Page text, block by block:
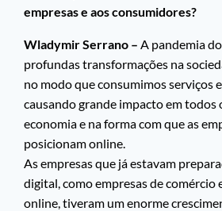
empresas e aos consumidores?
Wladymir Serrano – A pandemia
profundas transformações na
no modo que consumimos serviços
causando grande impacto em todos
economia e na forma com que as
posicionam online.
As empresas que já estavam
digital, como empresas de comércio
online, tiveram um enorme